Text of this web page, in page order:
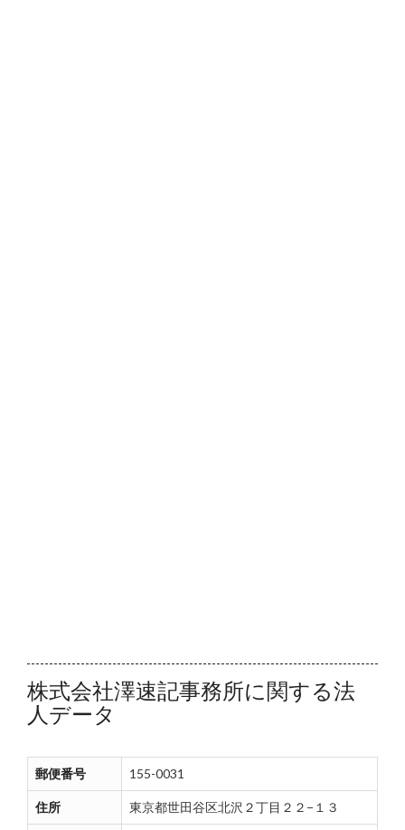
株式会社澤速記事務所に関する法
人データ
郵便番号 155-0031
住所 東京都世田谷区北沢２丁目２２−１３